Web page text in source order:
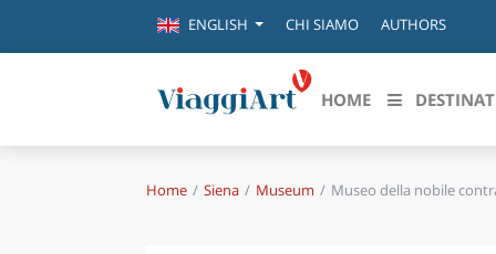
ENGLISH CHI SIAMO AUTHORS
HOME
Destinazioni in evidenza
Home Siena Museum Museo della nobile